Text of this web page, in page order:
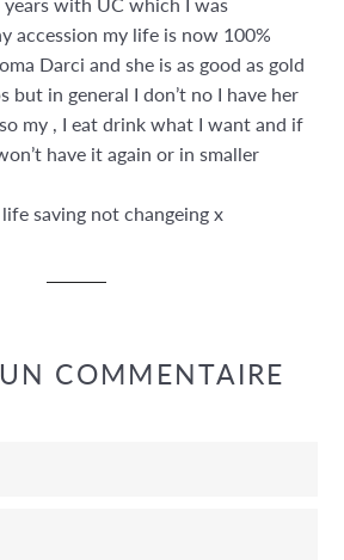
accession my life is now 100%
Darci and she is as good as gold
but in general I don’t no I have her
my , I eat drink what I want and if
have it again or in smaller
saving not changeing x
COMMENTAIRE